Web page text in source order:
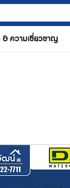
& ความเชี่ยวชาญ